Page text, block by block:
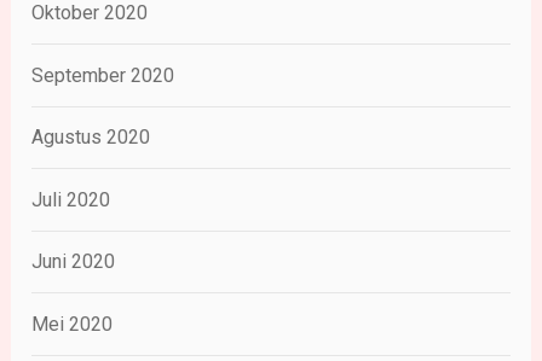
Oktober 2020
September 2020
Agustus 2020
Juli 2020
Juni 2020
Mei 2020